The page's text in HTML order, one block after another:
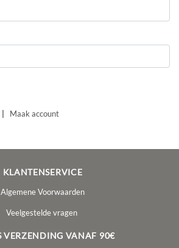
Maak account
KLANTENSERVICE
Algemene Voorwaarden
Veelgestelde vragen
VERZENDING VANAF 90€